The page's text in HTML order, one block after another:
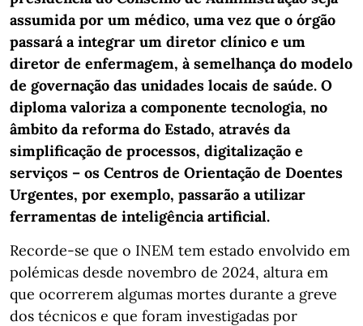
assumida por um médico, uma vez que o órgão
passará a integrar um diretor clínico e um
diretor de enfermagem, à semelhança do modelo
de governação das unidades locais de saúde. O
diploma valoriza a componente tecnologia, no
âmbito da reforma do Estado, através da
simplificação de processos, digitalização e
serviços – os Centros de Orientação de Doentes
Urgentes, por exemplo, passarão a utilizar
ferramentas de inteligência artificial.
Recorde-se que o INEM tem estado envolvido em
polémicas desde novembro de 2024, altura em
que ocorrerem algumas mortes durante a greve
dos técnicos e que foram investigadas por